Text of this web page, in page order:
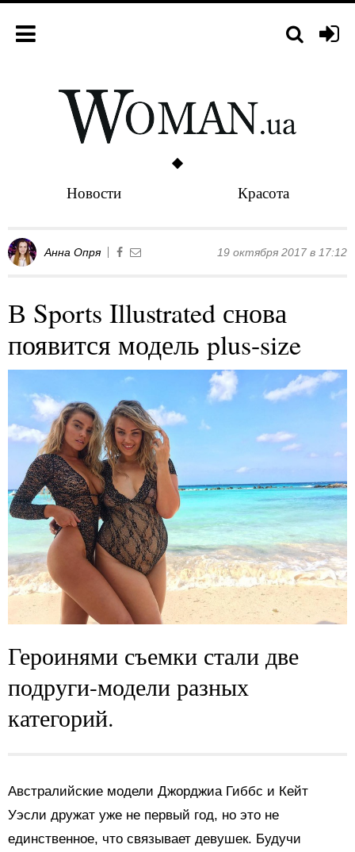
Новости Красота
Анна Опря 19 октября 2017 в 17:12
В Sports Illustrated снова
появится модель plus-size
Героинями съемки стали две
подруги-модели разных
категорий.
Австралийские модели Джорджиа Гиббс и Кейт
Уэсли дружат уже не первый год, но это не
единственное, что связывает девушек. Будучи